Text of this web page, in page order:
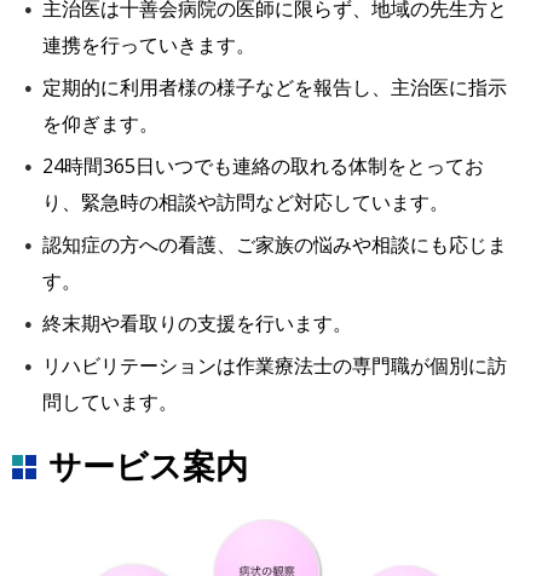
主治医は十善会病院の医師に限らず、地域の先生方と
連携を行っていきます。
定期的に利用者様の様子などを報告し、主治医に指示
を仰ぎます。
24時間365日いつでも連絡の取れる体制をとってお
り、緊急時の相談や訪問など対応しています。
認知症の方への看護、ご家族の悩みや相談にも応じま
す。
終末期や看取りの支援を行います。
リハビリテーションは作業療法士の専門職が個別に訪
問しています。
サービス案内